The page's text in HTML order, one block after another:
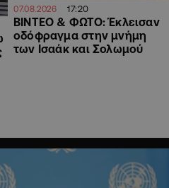
07.08.2026 17:20
ΒΙΝΤΕΟ & ΦΩΤΟ: Έκλεισαν
οδόφραγμα στην μνήμη
των Ισαάκ και Σολωμού